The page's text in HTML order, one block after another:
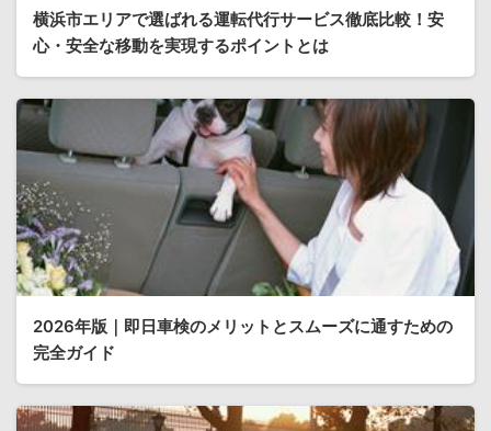
横浜市エリアで選ばれる運転代行サービス徹底比較！安
心・安全な移動を実現するポイントとは
2026年版｜即日車検のメリットとスムーズに通すための
完全ガイド